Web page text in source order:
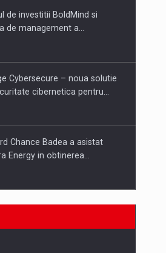
de peste 25…
de investitii BoldMind si
de management a…
Cybersecure – noua solutie
cibernetica pentru…
Chance Badea a asistat
Energy in obtinerea…
PERSONALITATI DIN MEDIUL